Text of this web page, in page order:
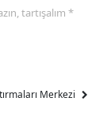
tartışalım *
Merkezi